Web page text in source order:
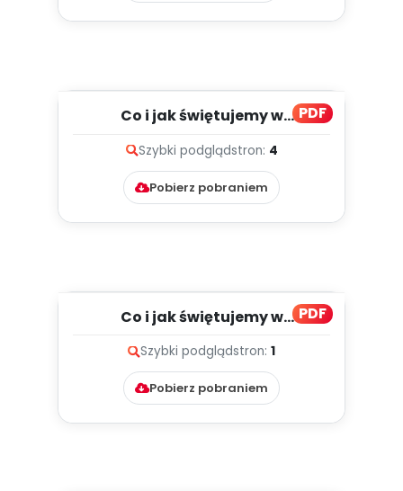
PDF
Co i jak świętujemy w
Szybki podglądstron: 4
Pobierz pobraniem
PDF
Co i jak świętujemy w
Szybki podglądstron: 1
Pobierz pobraniem